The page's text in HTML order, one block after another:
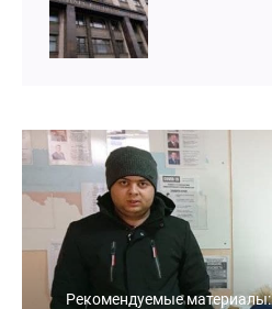
Рекомендуемые материалы: